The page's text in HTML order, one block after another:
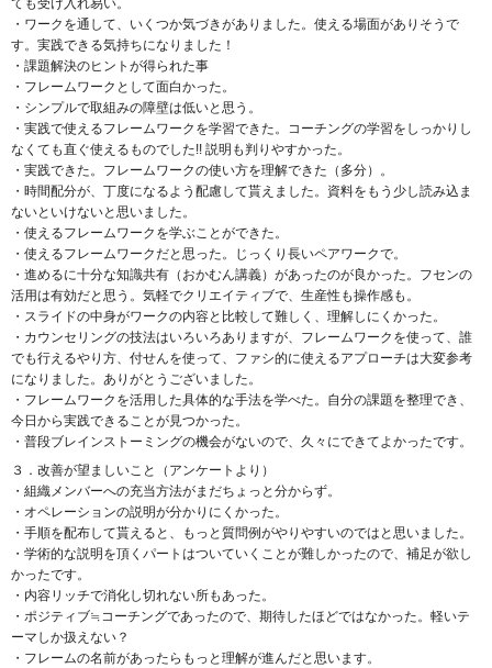
ても受け入れ易い。
・ワークを通して、いくつか気づきがありました。使える場面がありそうで
す。実践できる気持ちになりました！
・課題解決のヒントが得られた事
・フレームワークとして面白かった。
・シンプルで取組みの障壁は低いと思う。
・実践で使えるフレームワークを学習できた。コーチングの学習をしっかりし
なくても直ぐ使えるものでした!! 説明も判りやすかった。
・実践できた。フレームワークの使い方を理解できた（多分）。
・時間配分が、丁度になるよう配慮して貰えました。資料をもう少し読み込ま
ないといけないと思いました。
・使えるフレームワークを学ぶことができた。
・使えるフレームワークだと思った。じっくり長いペアワークで。
・進めるに十分な知識共有（おかむん講義）があったのが良かった。フセンの
活用は有効だと思う。気軽でクリエイティブで、生産性も操作感も。
・スライドの中身がワークの内容と比較して難しく、理解しにくかった。
・カウンセリングの技法はいろいろありますが、フレームワークを使って、誰
でも行えるやり方、付せんを使って、ファシ的に使えるアプローチは大変参考
になりました。ありがとうございました。
・フレームワークを活用した具体的な手法を学べた。自分の課題を整理でき、
今日から実践できることが見つかった。
・普段ブレインストーミングの機会がないので、久々にできてよかったです。
３．改善が望ましいこと（アンケートより）
・組織メンバーへの充当方法がまだちょっと分からず。
・オペレーションの説明が分かりにくかった。
・手順を配布して貰えると、もっと質問例がやりやすいのではと思いました。
・学術的な説明を頂くパートはついていくことが難しかったので、補足が欲し
かったです。
・内容リッチで消化し切れない所もあった。
・ポジティブ≒コーチングであったので、期待したほどではなかった。軽いテ
ーマしか扱えない？
・フレームの名前があったらもっと理解が進んだと思います。